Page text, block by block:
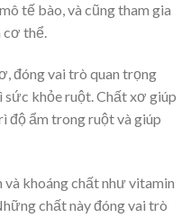
tế bào, và cũng tham gia
cơ thể.
đóng vai trò quan trọng
sức khỏe ruột. Chất xơ giúp
độ ẩm trong ruột và giúp
khoáng chất như vitamin
chất này đóng vai trò